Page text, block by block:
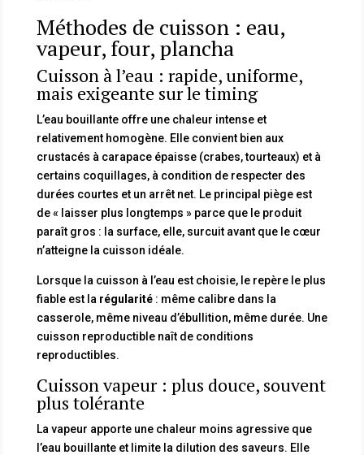
Méthodes de cuisson : eau,
vapeur, four, plancha
Cuisson à l’eau : rapide, uniforme,
mais exigeante sur le timing
L’eau bouillante offre une chaleur intense et
relativement homogène. Elle convient bien aux
crustacés à carapace épaisse (crabes, tourteaux) et à
certains coquillages, à condition de respecter des
durées courtes et un arrêt net. Le principal piège est
de « laisser plus longtemps » parce que le produit
paraît gros : la surface, elle, surcuit avant que le cœur
n’atteigne la cuisson idéale.
Lorsque la cuisson à l’eau est choisie, le repère le plus
fiable est la régularité: même calibre dans la
casserole, même niveau d’ébullition, même durée. Une
cuisson reproductible naît de conditions
reproductibles.
Cuisson vapeur : plus douce, souvent
plus tolérante
La vapeur apporte une chaleur moins agressive que
l’eau bouillante et limite la dilution des saveurs. Elle